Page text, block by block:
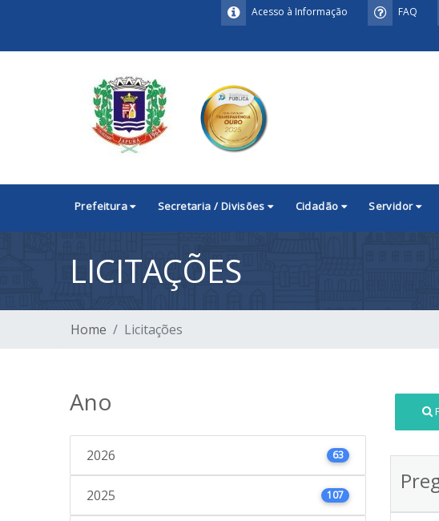
FAQ
Acesso à Informação
Prefeitura Secretaria / Divisões Cidadão Servidor
LICITAÇÕES
Home Licitações
Ano
2026 63
2025 107